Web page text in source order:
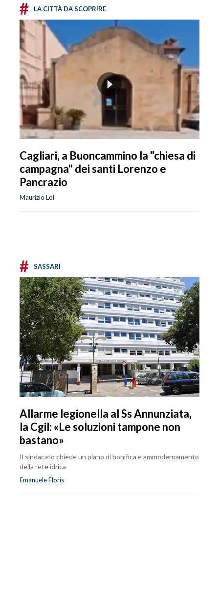
# LA CITTÀ DA SCOPRIRE
Cagliari, a Buoncammino la "chiesa di
campagna" dei santi Lorenzo e
Pancrazio
Maurizio Loi
# SASSARI
Allarme legionella al Ss Annunziata,
la Cgil: «Le soluzioni tampone non
bastano»
Il sindacato chiede un piano di bonifica e ammodernamento
della rete idrica
Emanuele Floris